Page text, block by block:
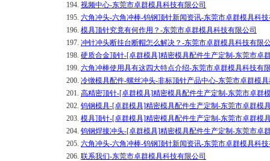
194. 视频中心-东莞市卓群模具科技有限公司
195. 六角冲头-六角冲棒-钨钢顶针新闻资讯-东莞市卓群模具科
196. 模具顶针究竟有何作用？-东莞市卓群模具科技有限公司
197. 冲针冲头断挂台断帽怎么解决？-东莞市卓群模具科技有限
198. 硬质合金顶针-[卓群模具]精密模具配件生产定制-东莞市卓
199. 六角冲棒使用具有这四大特点介绍-东莞市卓群模具科技有
200. 冷镦模具配件-螺丝冲头-非标顶针产品中心-东莞市卓群模
201. 高精密顶针-[卓群模具]精密模具配件生产定制-东莞市卓群
202. 钨钢模具-[卓群模具]精密模具配件生产定制-东莞市卓群模
203. 模具顶针-[卓群模具]精密模具配件生产定制-东莞市卓群模
204. 钨钢焊接冲头-[卓群模具]精密模具配件生产定制-东莞市卓
205. 六角冲头-六角冲棒-钨钢顶针新闻资讯-东莞市卓群模具科
206. 联系我们-东莞市卓群模具科技有限公司